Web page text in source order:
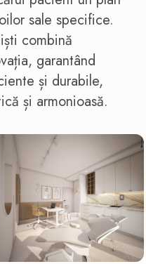
sale specifice.
combină
garantând
și durabile,
și armonioasă.